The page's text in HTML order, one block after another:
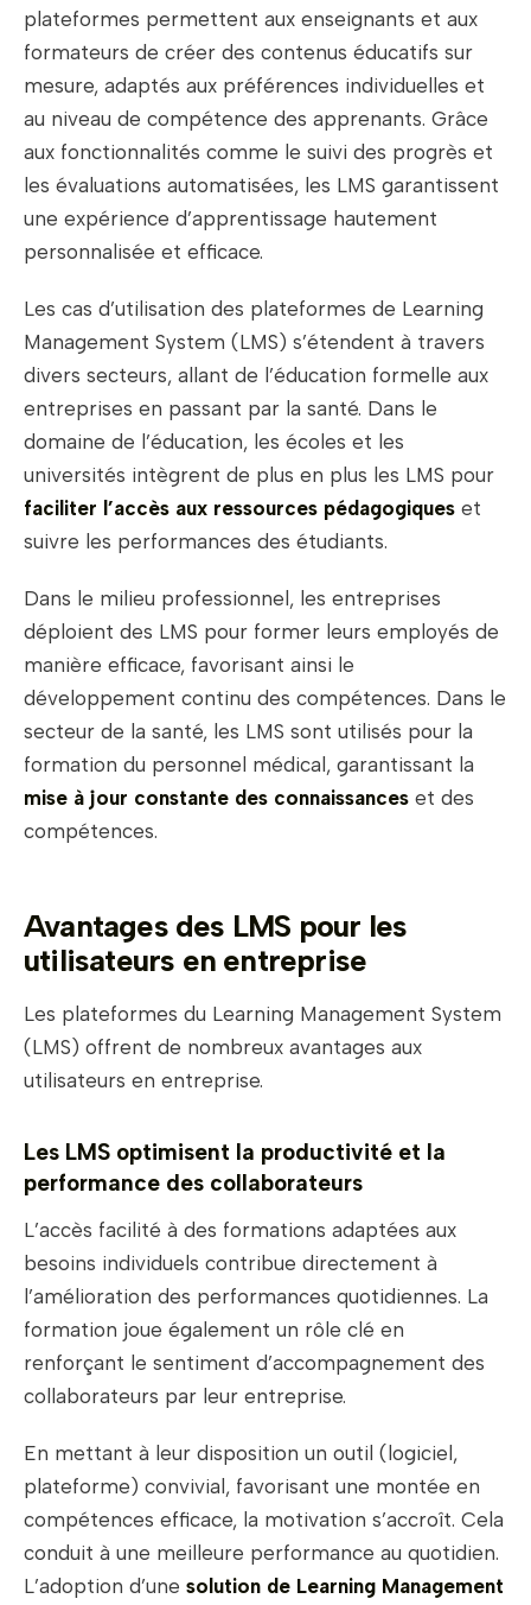
plateformes permettent aux enseignants et aux
formateurs de créer des contenus éducatifs sur
mesure, adaptés aux préférences individuelles et
au niveau de compétence des apprenants. Grâce
aux fonctionnalités comme le suivi des progrès et
les évaluations automatisées, les LMS garantissent
une expérience d’apprentissage hautement
personnalisée et efficace.
Les cas d’utilisation des plateformes de Learning
Management System (LMS) s’étendent à travers
divers secteurs, allant de l’éducation formelle aux
entreprises en passant par la santé. Dans le
domaine de l’éducation, les écoles et les
universités intègrent de plus en plus les LMS pour
faciliter l’accès aux ressources pédagogiques et
suivre les performances des étudiants.
Dans le milieu professionnel, les entreprises
déploient des LMS pour former leurs employés de
manière efficace, favorisant ainsi le
développement continu des compétences. Dans le
secteur de la santé, les LMS sont utilisés pour la
formation du personnel médical, garantissant la
mise à jour constante des connaissances et des
compétences.
Avantages des LMS pour les
utilisateurs en entreprise
Les plateformes du Learning Management System
(LMS) offrent de nombreux avantages aux
utilisateurs en entreprise.
Les LMS optimisent la productivité et la
performance des collaborateurs
L’accès facilité à des formations adaptées aux
besoins individuels contribue directement à
l’amélioration des performances quotidiennes. La
formation joue également un rôle clé en
renforçant le sentiment d’accompagnement des
collaborateurs par leur entreprise.
En mettant à leur disposition un outil (logiciel,
plateforme) convivial, favorisant une montée en
compétences efficace, la motivation s’accroît. Cela
conduit à une meilleure performance au quotidien.
L’adoption d’une solution de Learning Management